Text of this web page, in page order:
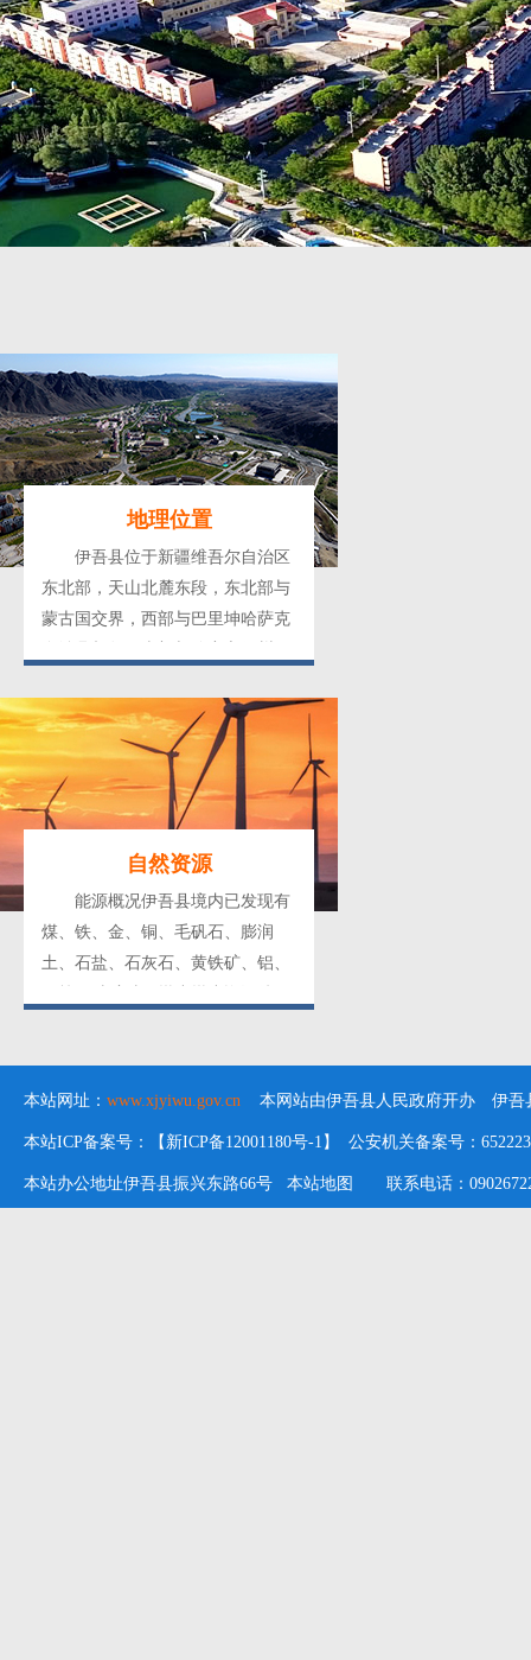
地理位置
伊吾县位于新疆维吾尔自治区
东北部，天山北麓东段，东北部与
蒙古国交界，西部与巴里坤哈萨克
4888米，淖毛湖盆地最低海拔为
260米，县城海拔为1700米。总面
积19519平方公里，县城距伊州区
176公里，地理坐标为东经93°35′～
96°23′，北纬42°54′～44°29′，县境
东西长215千米、南北宽175千米。
自然资源
能源概况伊吾县境内已发现有
煤、铁、金、铜、毛矾石、膨润
土、石盐、石灰石、黄铁矿、铝、
煤，主要分布于淖毛湖矿区。石油
主要分布在牛东、马北、苇西山3
个含油区块中。风能伊吾县风能资
本站网址： www.xjyiwu.gov.cn 本网站由伊吾县人民政府开办 伊吾
本站ICP备案号：【新ICP备12001180号-1】 公安机关备案号：
本站办公地址伊吾县振兴东路66号 本站地图 联系电话：